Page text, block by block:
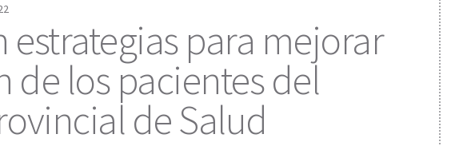
estrategias para mejorar
de los pacientes del
de Salud